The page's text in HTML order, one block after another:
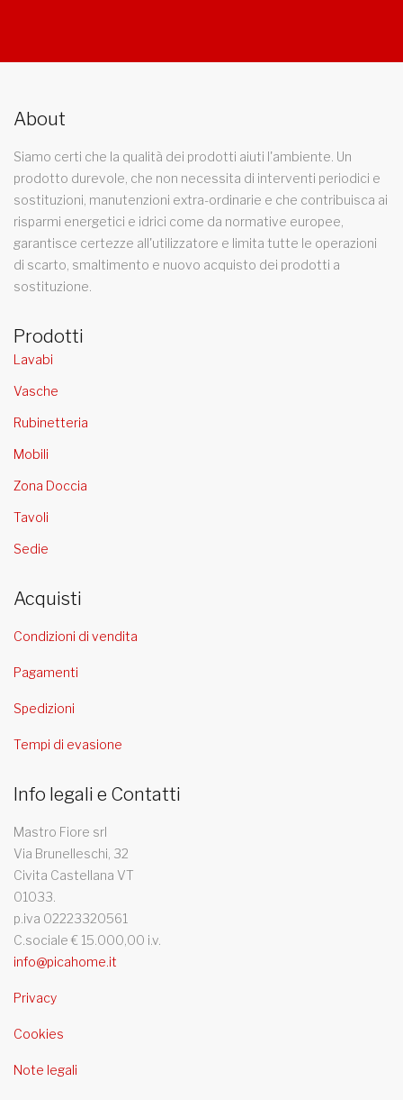
About
Siamo certi che la qualità dei prodotti aiuti l'ambiente. Un
prodotto durevole, che non necessita di interventi periodici e
sostituzioni, manutenzioni extra-ordinarie e che contribuisca ai
risparmi energetici e idrici come da normative europee,
garantisce certezze all'utilizzatore e limita tutte le operazioni
di scarto, smaltimento e nuovo acquisto dei prodotti a
sostituzione.
Prodotti
Lavabi
Vasche
Rubinetteria
Mobili
Zona Doccia
Tavoli
Sedie
Acquisti
Condizioni di vendita
Pagamenti
Spedizioni
Tempi di evasione
Info legali e Contatti
Mastro Fiore srl
Via Brunelleschi, 32
Civita Castellana VT
01033.
p.iva 02223320561
C.sociale € 15.000,00 i.v.
info@picahome.it
Privacy
Cookies
Note legali